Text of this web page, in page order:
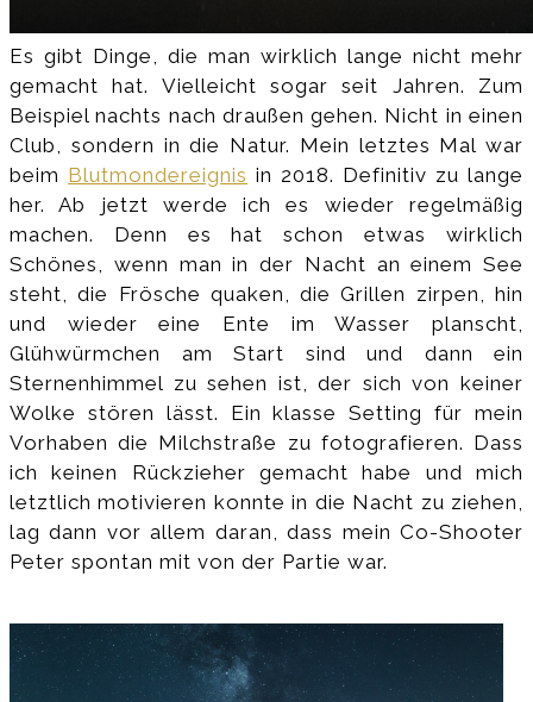
Es gibt Dinge, die man wirklich lange nicht mehr
gemacht hat. Vielleicht sogar seit Jahren. Zum
Beispiel nachts nach draußen gehen. Nicht in einen
Club, sondern in die Natur. Mein letztes Mal war
beim Blutmondereignis in 2018. Definitiv zu lange
her. Ab jetzt werde ich es wieder regelmäßig
machen. Denn es hat schon etwas wirklich
Schönes, wenn man in der Nacht an einem See
steht, die Frösche quaken, die Grillen zirpen, hin
und wieder eine Ente im Wasser planscht,
Glühwürmchen am Start sind und dann ein
Sternenhimmel zu sehen ist, der sich von keiner
Wolke stören lässt. Ein klasse Setting für mein
Vorhaben die Milchstraße zu fotografieren. Dass
ich keinen Rückzieher gemacht habe und mich
letztlich motivieren konnte in die Nacht zu ziehen,
lag dann vor allem daran, dass mein Co-Shooter
Peter spontan mit von der Partie war.